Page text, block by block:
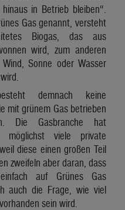
in Betrieb bleiben“.
Gas genannt, versteht
Biogas, das aus
wird, zum anderen
Sonne oder Wasser
demnach keine
mit grünem Gas betrieben
Die Gasbranche hat
möglichst viele private
diese einen großen Teil
zweifeln aber daran, dass
auf Grünes Gas
auch die Frage, wie viel
sein wird.